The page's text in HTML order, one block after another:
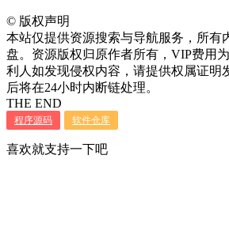
© 版权声明
本站仅提供资源搜索与导航服务，所有
盘。资源版权归原作者所有，VIP费用
利人如发现侵权内容，请提供权属证明
后将在24小时内断链处理。
THE END
程序源码 软件仓库
喜欢就支持一下吧